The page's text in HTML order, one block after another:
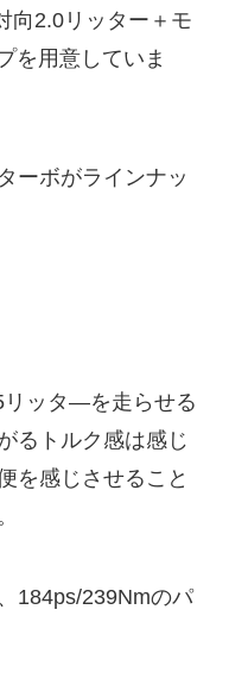
向2.0リッター＋モ
を用意していま
ーボがラインナッ
リッタ―を走らせる
るトルク感は感じ
を感じさせること
184ps/239Nmのパ